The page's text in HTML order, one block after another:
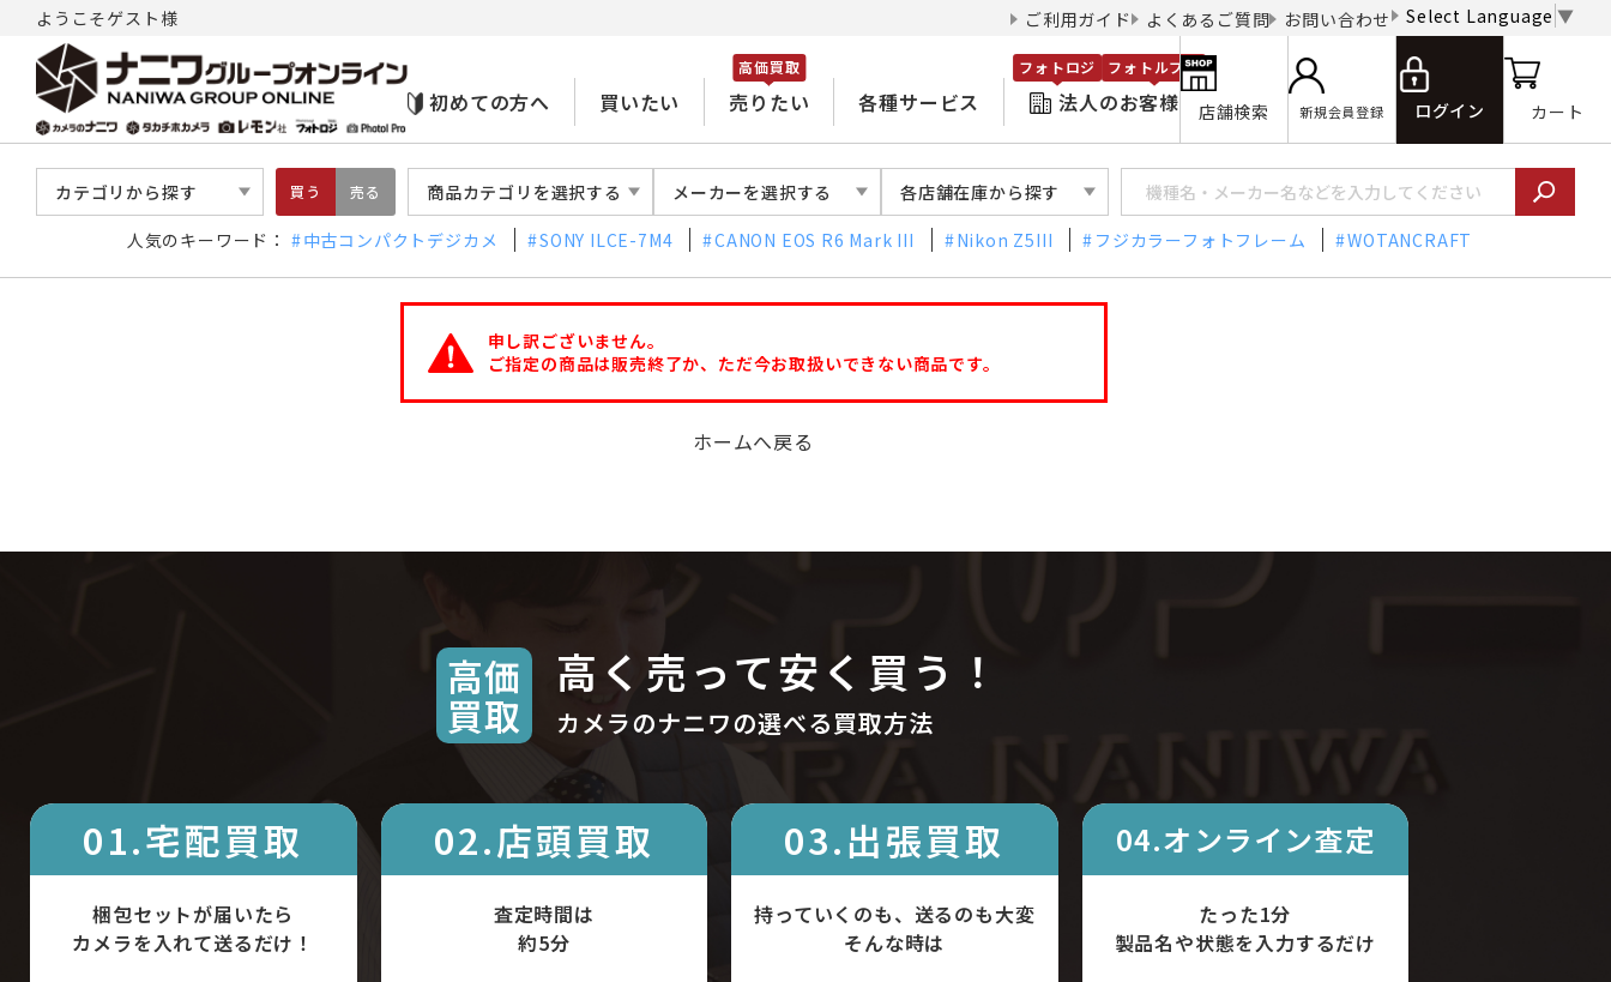
ようこそゲスト様 ご利用ガイド よくあるご質問 お問い合わせ Select Language ▼
初めての方へ 買いたい 売りたい
高価買取
各種サービス 法人のお客様
フォトロジ フォトルプロ
店舗検索 新規会員登録 ログイン カート
カテゴリから探す 買う 売る 商品カテゴリを選択する メーカーを選択する 各店舗在庫から探す
人気のキーワード： 中古コンパクトデジカメ SONY ILCE-7M4 CANON EOS R6 Mark III Nikon Z5III フジカラーフォトフレーム WOTANCRAFT
申し訳ございません。
ご指定の商品は販売終了か、ただ今お取扱いできない商品です。
ホームへ戻る
高価
買取
高く売って安く買う！
カメラのナニワの選べる買取方法
01.宅配買取
梱包セットが届いたら
カメラを入れて送るだけ！
02.店頭買取
査定時間は
約5分
03.出張買取
持っていくのも、送るのも大変
そんな時は
04.オンライン査定
たった1分
製品名や状態を入力するだけ